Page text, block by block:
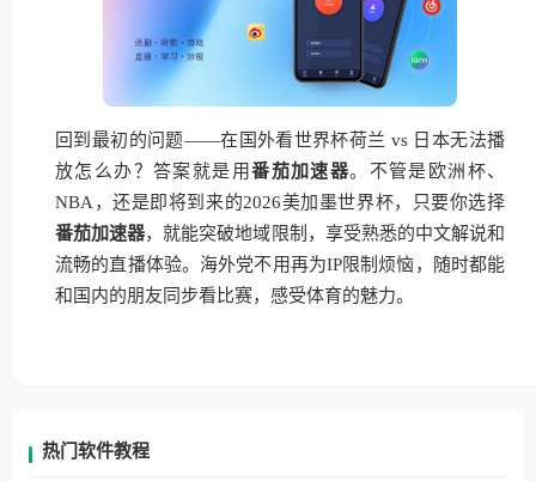
回到最初的问题——在国外看世界杯荷兰 vs 日本无法播
放怎么办？答案就是用番茄加速器。不管是欧洲杯、
NBA，还是即将到来的2026美加墨世界杯，只要你选择
番茄加速器，就能突破地域限制，享受熟悉的中文解说和
流畅的直播体验。海外党不用再为IP限制烦恼，随时都能
和国内的朋友同步看比赛，感受体育的魅力。
热门软件教程